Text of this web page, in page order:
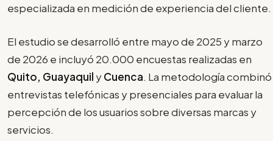
especializada en medición de experiencia del cliente.
El estudio se desarrolló entre mayo de 2025 y marzo
de 2026 e incluyó 20.000 encuestas realizadas en
Quito, Guayaquil yCuenca. La metodología combinó
entrevistas telefónicas y presenciales para evaluar la
percepción de los usuarios sobre diversas marcas y
servicios.